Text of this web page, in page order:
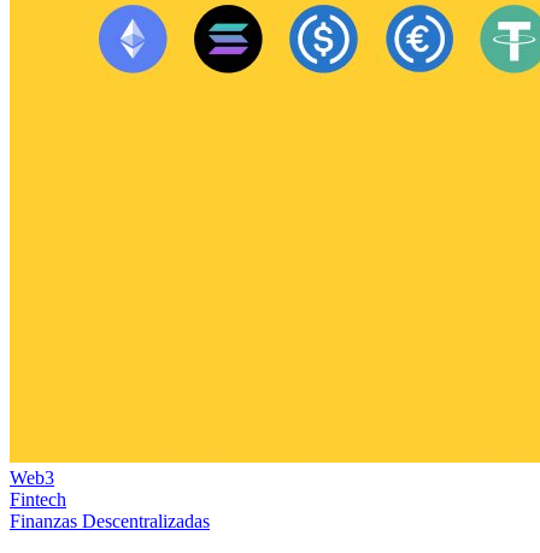
Web3
Fintech
Finanzas Descentralizadas